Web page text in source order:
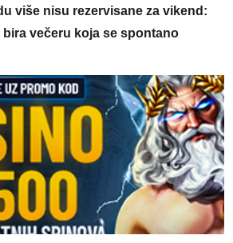
više nisu rezervisane za vikend:
večeru koja se spontano